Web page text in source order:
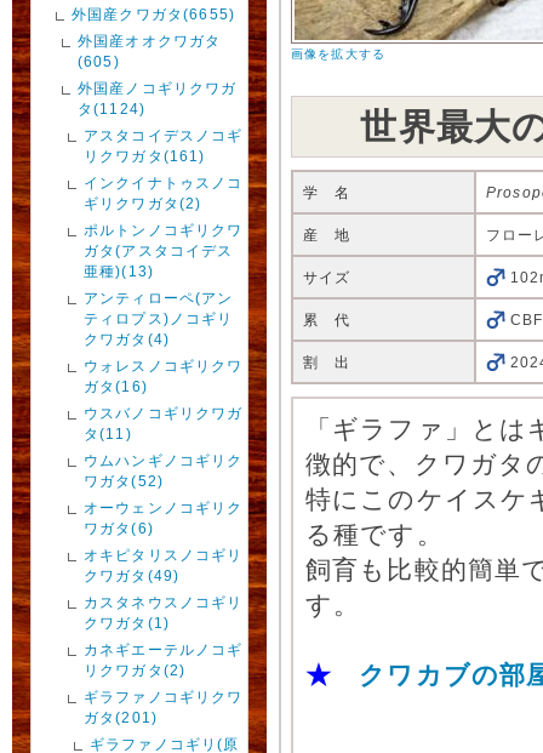
外国産クワガタ(6655)
外国産オオクワガタ
(605)
外国産ノコギリクワガ
タ(1124)
アスタコイデスノコギ
リクワガタ(161)
インクイナトゥスノコ
ギリクワガタ(2)
ポルトンノコギリクワ
ガタ(アスタコイデス
亜種)(13)
アンティローペ(アン
ティロプス)ノコギリ
クワガタ(4)
ウォレスノコギリクワ
ガタ(16)
ウスバノコギリクワガ
タ(11)
ウムハンギノコギリク
ワガタ(52)
オーウェンノコギリク
ワガタ(6)
オキピタリスノコギリ
クワガタ(49)
カスタネウスノコギリ
クワガタ(1)
カネギエーテルノコギ
リクワガタ(2)
ギラファノコギリクワ
ガタ(201)
ギラファノコギリ(原
画像を拡大する
世界最大
学 名
産 地 フロー
サイズ
累 代
割 出
「ギラファ」と
徴的で、クワガタ
特にこのケイスケ
る種です。
飼育も比較的簡単
す。
★ クワカブの部